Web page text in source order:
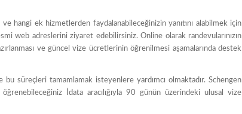
hangi ek hizmetlerden faydalanabileceğinizin yanıtını alabilmek için
web adreslerini ziyaret edebilirsiniz. Online olarak randevularınızın
ve güncel vize ücretlerinin öğrenilmesi aşamalarında destek
süreçleri tamamlamak isteyenlere yardımcı olmaktadır. Schengen
İdata aracılığıyla 90 günün üzerindeki ulusal vize